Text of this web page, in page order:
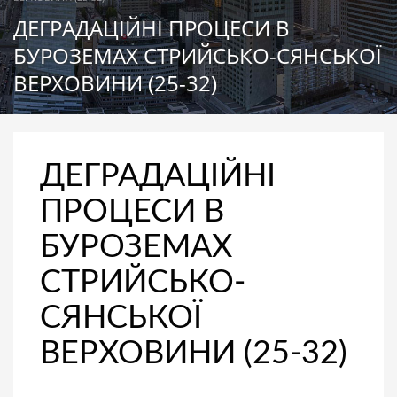
ДЕГРАДАЦІЙНІ ПРОЦЕСИ В
БУРОЗЕМАХ СТРИЙСЬКО-СЯНСЬКОЇ
ВЕРХОВИНИ (25-32)
ДЕГРАДАЦІЙНІ
ПРОЦЕСИ В
БУРОЗЕМАХ
СТРИЙСЬКО-
СЯНСЬКОЇ
ВЕРХОВИНИ (25-32)